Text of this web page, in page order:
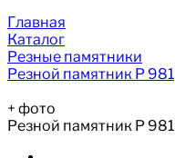
Главная
Каталог
Резные памятники
Резной памятник Р 981
+ фото
Резной памятник Р 981